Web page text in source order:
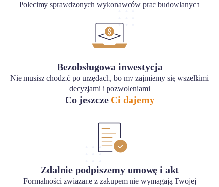
Polecimy sprawdzonych wykonawców prac budowlanych
Bezobsługowa inwestycja
Nie musisz chodzić po urzędach, bo my zajmiemy się wszelkimi
decyzjami i pozwoleniami
Co jeszcze Ci dajemy
Zdalnie podpiszemy umowę i akt
Formalności zwiazane z zakupem nie wymagają Twojej